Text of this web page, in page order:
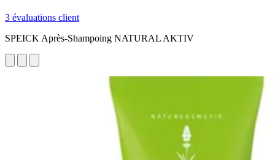
3 évaluations client
SPEICK Après-Shampoing NATURAL AKTIV